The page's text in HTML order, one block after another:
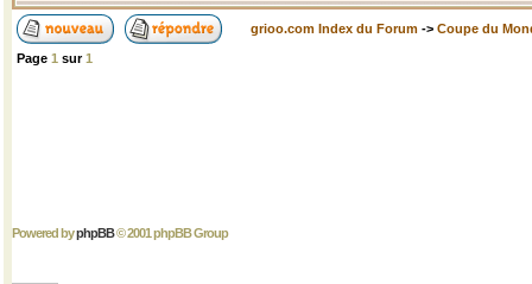
grioo.com Index du Forum -> Coupe du
Page 1 sur1
Powered byphpBB© 2001 phpBB Group